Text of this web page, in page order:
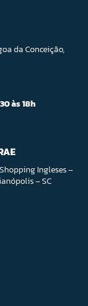
da Conceição,
às 18h
Ingleses –
– SC